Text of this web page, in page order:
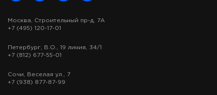
Москва, Строительный пр-д, 7А
+7 (495) 120-17-01
Петербург, В.О., 19 линия, 34/1
+7 (812) 677-55-01
Сочи, Веселая ул., 7
+7 (938) 877-87-99